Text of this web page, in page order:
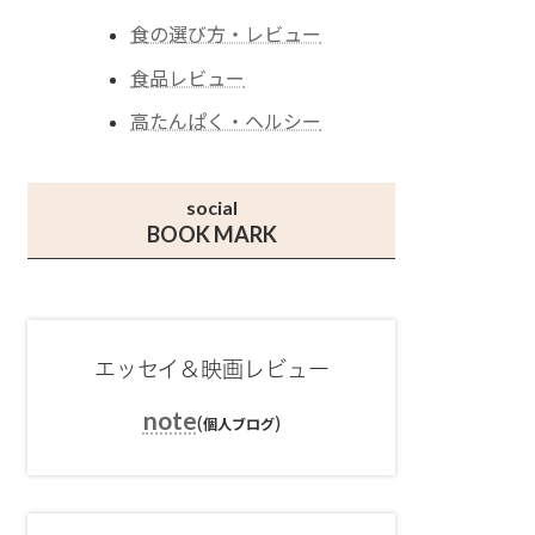
食の選び方・レビュー
食品レビュー
高たんぱく・ヘルシー
social
BOOK MARK
エッセイ＆映画レビュー
note(個人ブログ)